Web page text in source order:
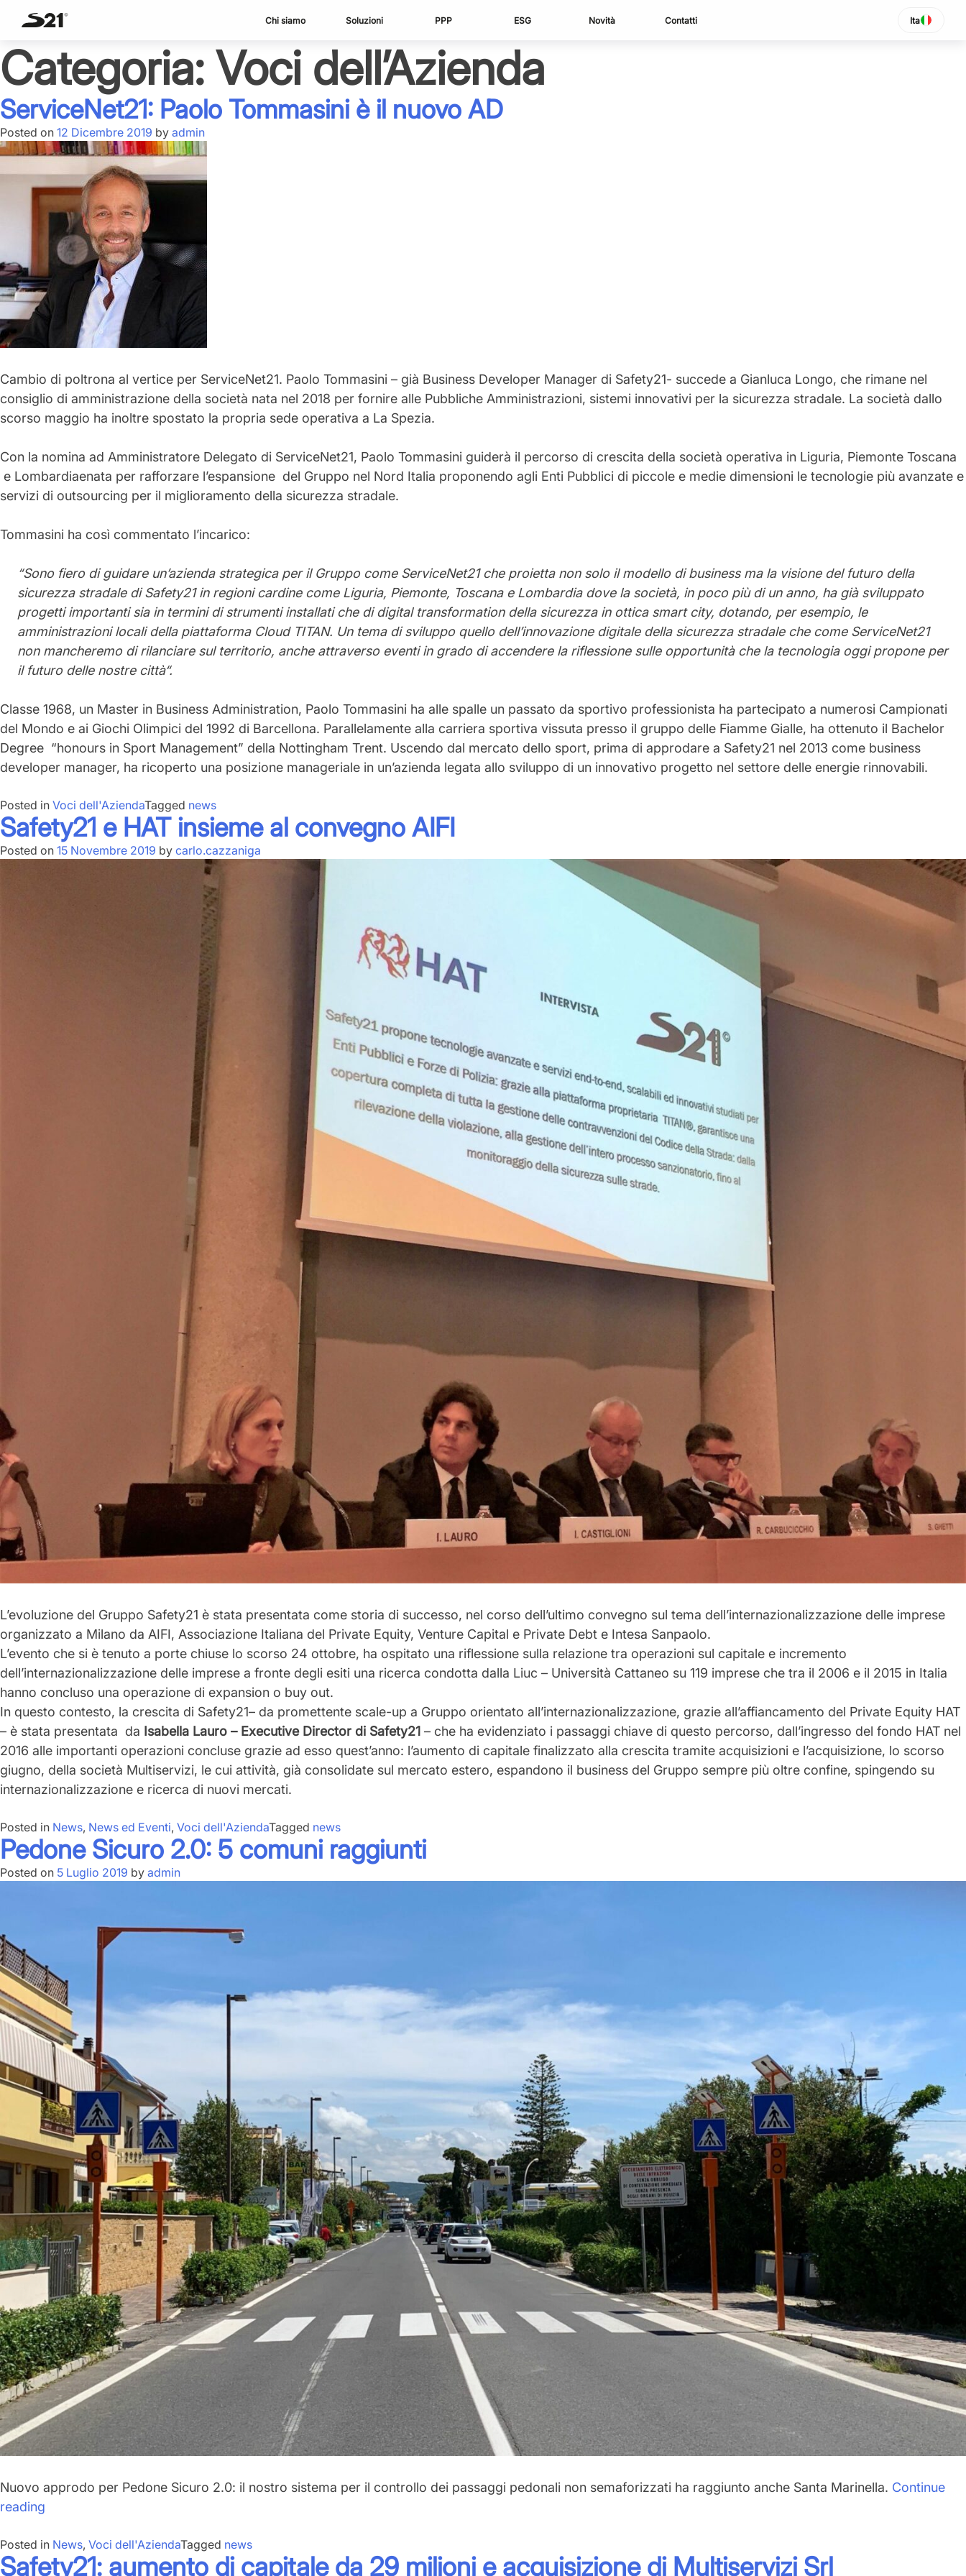
Skip
to
content
Chi siamo Soluzioni PPP ESG Novità Contatti Ita
Categoria: Voci dell’Azienda
ServiceNet21: Paolo Tommasini è il nuovo AD
Posted on 12 Dicembre 2019 by admin
Cambio di poltrona al vertice per ServiceNet21. Paolo Tommasini – già Business Developer Manager di Safety21- succede a Gianluca Longo, che rimane nel
consiglio di amministrazione della società nata nel 2018 per fornire alle Pubbliche Amministrazioni, sistemi innovativi per la sicurezza stradale. La società dallo
scorso maggio ha inoltre spostato la propria sede operativa a La Spezia.
Con la nomina ad Amministratore Delegato di ServiceNet21, Paolo Tommasini guiderà il percorso di crescita della società operativa in Liguria, Piemonte Toscana
e Lombardiaenata per rafforzare l’espansione del Gruppo nel Nord Italia proponendo agli Enti Pubblici di piccole e medie dimensioni le tecnologie più avanzate e
servizi di outsourcing per il miglioramento della sicurezza stradale.
Tommasini ha così commentato l’incarico:
“Sono fiero di guidare un’azienda strategica per il Gruppo come ServiceNet21 che proietta non solo il modello di business ma la visione del futuro della
sicurezza stradale di Safety21 in regioni cardine come Liguria, Piemonte, Toscana e Lombardia dove la società, in poco più di un anno, ha già sviluppato
progetti importanti sia in termini di strumenti installati che di digital transformation della sicurezza in ottica smart city, dotando, per esempio, le
amministrazioni locali della piattaforma Cloud TITAN. Un tema di sviluppo quello dell’innovazione digitale della sicurezza stradale che come ServiceNet21
non mancheremo di rilanciare sul territorio, anche attraverso eventi in grado di accendere la riflessione sulle opportunità che la tecnologia oggi propone per
il futuro delle nostre città“.
Classe 1968, un Master in Business Administration, Paolo Tommasini ha alle spalle un passato da sportivo professionista ha partecipato a numerosi Campionati
del Mondo e ai Giochi Olimpici del 1992 di Barcellona. Parallelamente alla carriera sportiva vissuta presso il gruppo delle Fiamme Gialle, ha ottenuto il Bachelor
Degree “honours in Sport Management” della Nottingham Trent. Uscendo dal mercato dello sport, prima di approdare a Safety21 nel 2013 come business
developer manager, ha ricoperto una posizione manageriale in un’azienda legata allo sviluppo di un innovativo progetto nel settore delle energie rinnovabili.
Posted in Voci dell'AziendaTagged news
Safety21 e HAT insieme al convegno AIFI
Posted on 15 Novembre 2019 by carlo.cazzaniga
L’evoluzione del Gruppo Safety21 è stata presentata come storia di successo, nel corso dell’ultimo convegno sul tema dell’internazionalizzazione delle imprese
organizzato a Milano da AIFI, Associazione Italiana del Private Equity, Venture Capital e Private Debt e Intesa Sanpaolo.
L’evento che si è tenuto a porte chiuse lo scorso 24 ottobre, ha ospitato una riflessione sulla relazione tra operazioni sul capitale e incremento
dell’internazionalizzazione delle imprese a fronte degli esiti una ricerca condotta dalla Liuc – Università Cattaneo su 119 imprese che tra il 2006 e il 2015 in Italia
hanno concluso una operazione di expansion o buy out.
In questo contesto, la crescita di Safety21– da promettente scale-up a Gruppo orientato all’internazionalizzazione, grazie all’affiancamento del Private Equity HAT
– è stata presentata da Isabella Lauro – Executive Director di Safety21 – che ha evidenziato i passaggi chiave di questo percorso, dall’ingresso del fondo HAT nel
2016 alle importanti operazioni concluse grazie ad esso quest’anno: l’aumento di capitale finalizzato alla crescita tramite acquisizioni e l’acquisizione, lo scorso
giugno, della società Multiservizi, le cui attività, già consolidate sul mercato estero, espandono il business del Gruppo sempre più oltre confine, spingendo su
internazionalizzazione e ricerca di nuovi mercati.
Posted in News, News ed Eventi, Voci dell'AziendaTagged news
Pedone Sicuro 2.0: 5 comuni raggiunti
Posted on 5 Luglio 2019 by admin
Nuovo approdo per Pedone Sicuro 2.0: il nostro sistema per il controllo dei passaggi pedonali non semaforizzati ha raggiunto anche Santa Marinella. Continue
reading
2.0:
5
Posted in News, Voci dell'AziendaTagged news
Safety21: aumento di capitale da 29 milioni e acquisizione di Multiservizi Srl